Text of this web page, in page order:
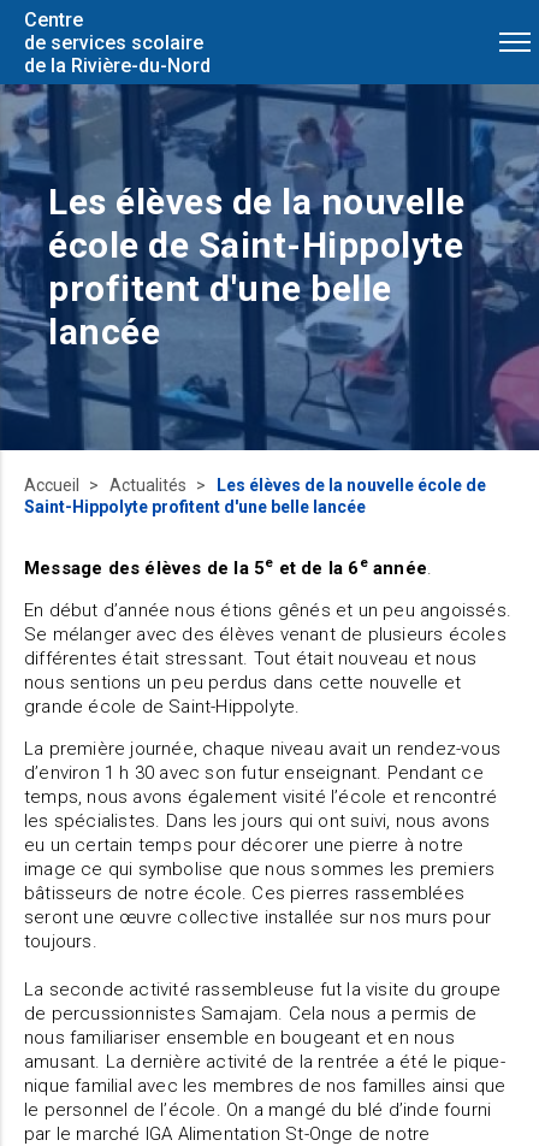
Centre
de services scolaire
de la Rivière-du-Nord
Les élèves de la nouvelle
école de Saint-Hippolyte
profitent d'une belle
lancée
Accueil Actualités
Les élèves de la nouvelle école de
Saint-Hippolyte profitent d'une belle lancée
Message des élèves de la 5e et de la 6 eannée.
En début d’année nous étions gênés et un peu angoissés.
Se mélanger avec des élèves venant de plusieurs écoles
différentes était stressant. Tout était nouveau et nous
nous sentions un peu perdus dans cette nouvelle et
grande école de Saint-Hippolyte.
La première journée, chaque niveau avait un rendez-vous
d’environ 1 h 30 avec son futur enseignant. Pendant ce
temps, nous avons également visité l’école et rencontré
les spécialistes. Dans les jours qui ont suivi, nous avons
eu un certain temps pour décorer une pierre à notre
image ce qui symbolise que nous sommes les premiers
bâtisseurs de notre école. Ces pierres rassemblées
seront une œuvre collective installée sur nos murs pour
toujours.
La seconde activité rassembleuse fut la visite du groupe
de percussionnistes Samajam. Cela nous a permis de
nous familiariser ensemble en bougeant et en nous
amusant. La dernière activité de la rentrée a été le pique-
nique familial avec les membres de nos familles ainsi que
le personnel de l’école. On a mangé du blé d’inde fourni
par le marché IGA Alimentation St-Onge de notre